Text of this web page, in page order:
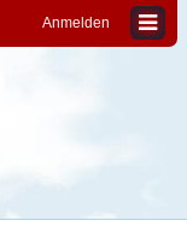
Anmelden